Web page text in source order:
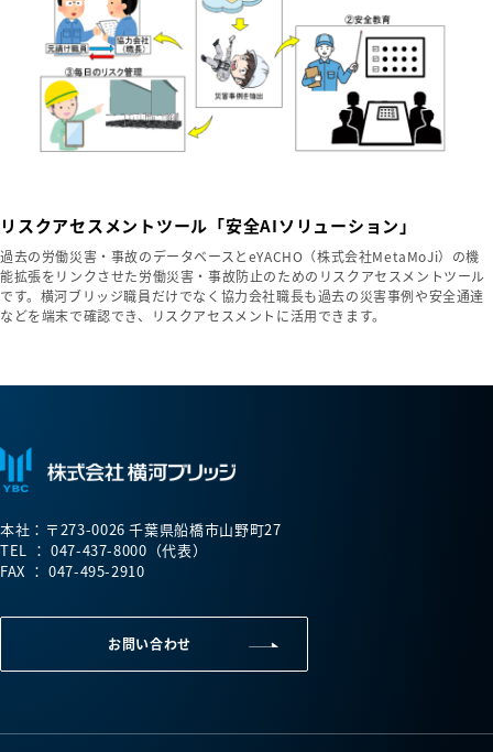
リスクアセスメントツール「安全AIソリューション」
過去の労働災害・事故のデータベースとeYACHO（株式会社MetaMoJi）の機
能拡張をリンクさせた労働災害・事故防止のためのリスクアセスメントツール
です。横河ブリッジ職員だけでなく協力会社職長も過去の災害事例や安全通達
などを端末で確認でき、リスクアセスメントに活用できます。
本社：〒273-0026 千葉県船橋市山野町27
TEL ： 047-437-8000（代表）
FAX ： 047-495-2910
お問い合わせ